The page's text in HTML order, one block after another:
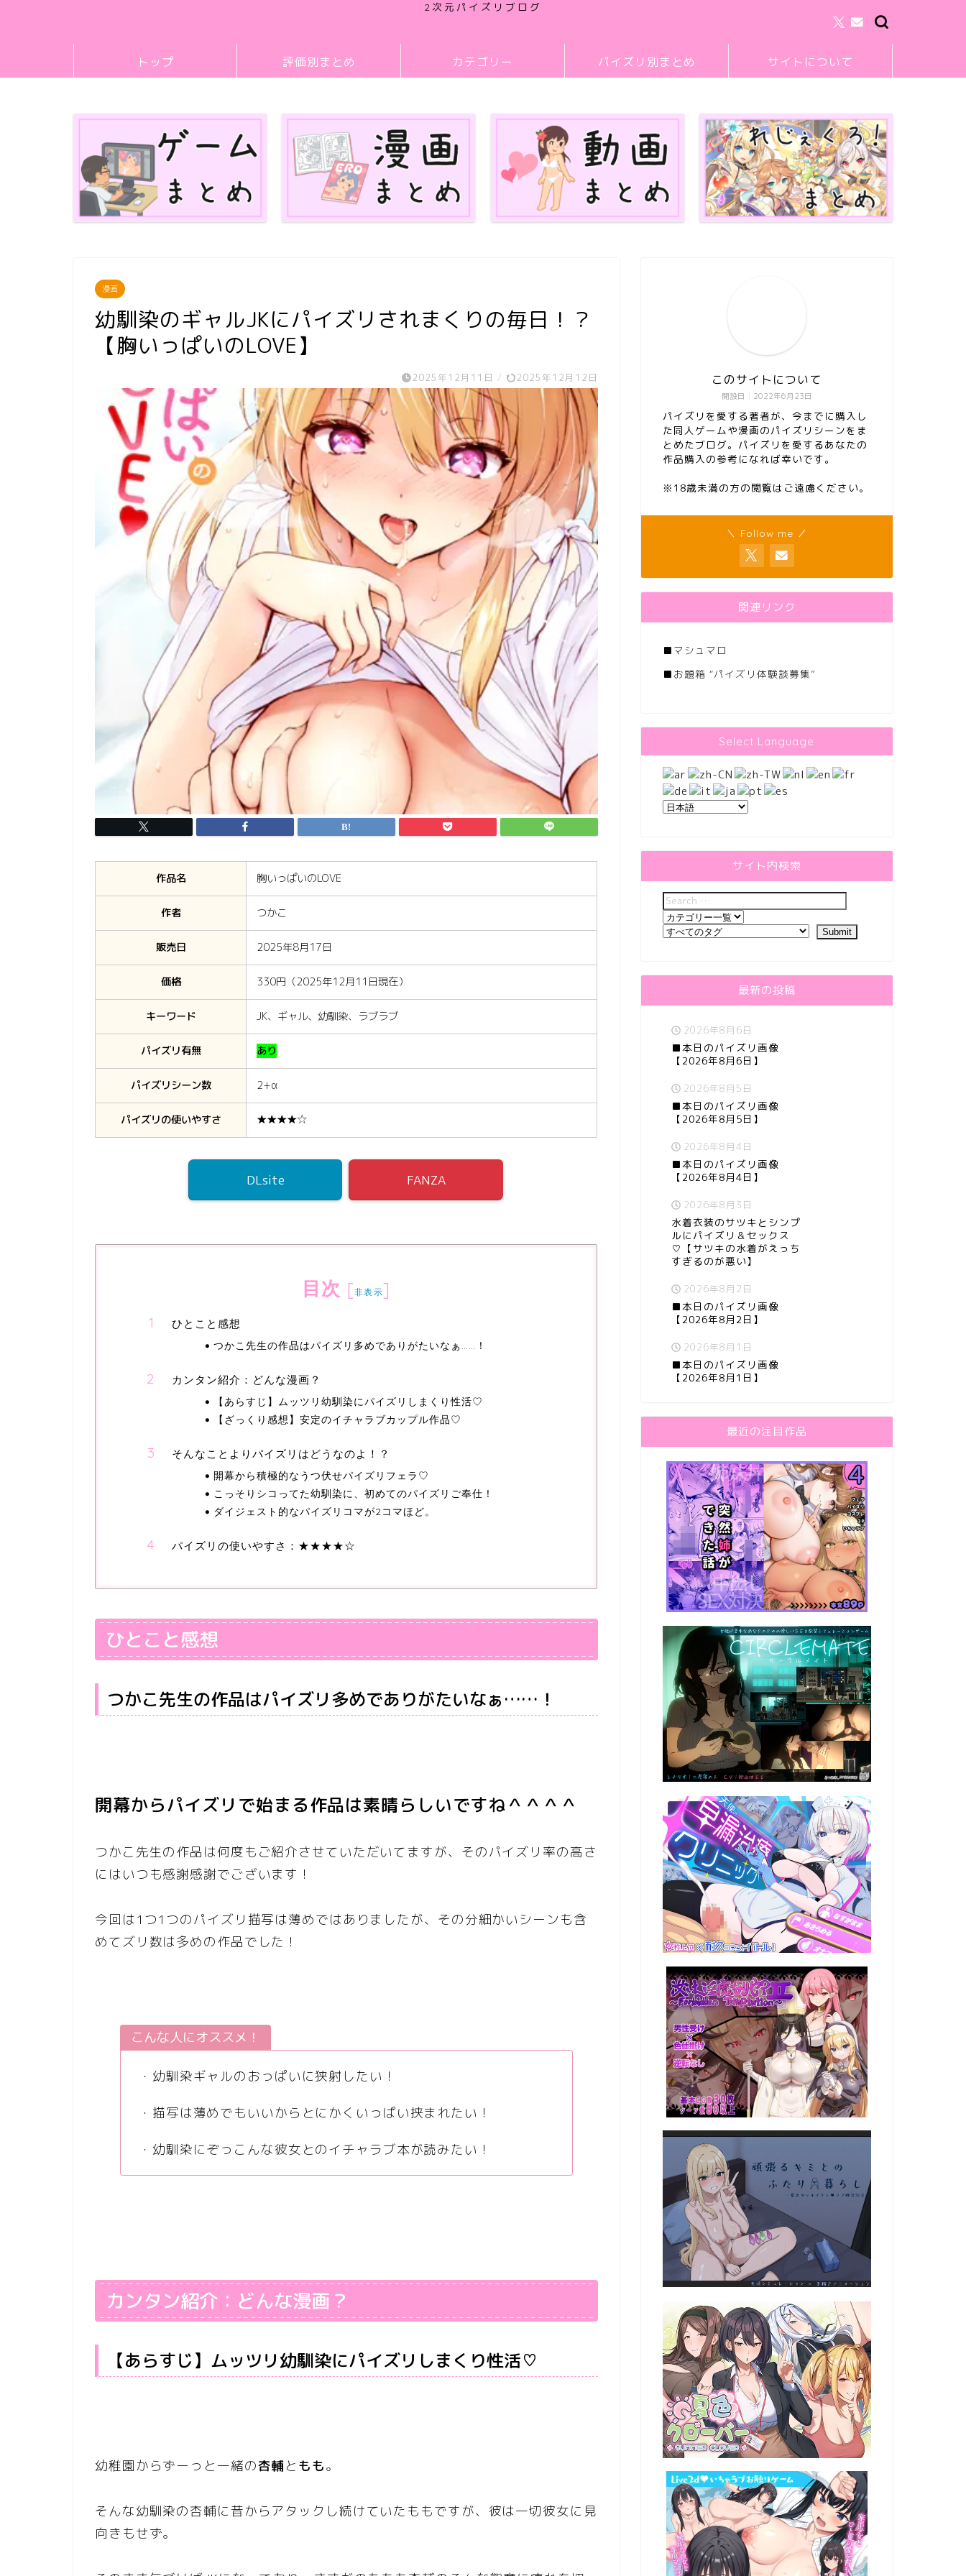
2次元パイズリブログ
トップ 評価別まとめ カテゴリー パイズリ別まとめ サイトについて
漫画
幼馴染のギャルJKにパイズリされまくりの毎日！？
【胸いっぱいのLOVE】
2025年12月11日 / 2025年12月12日
作品名 胸いっぱいのLOVE
作者 つかこ
販売日 2025年8月17日
価格 330円（2025年12月11日現在）
キーワード JK、ギャル、幼馴染、ラブラブ
パイズリ有無 あり
パイズリシーン数 2+α
パイズリの使いやすさ ★★★★☆
DLsite FANZA
目次 [非表示]
ひとこと感想
つかこ先生の作品はパイズリ多めでありがたいなぁ……！
カンタン紹介：どんな漫画？
【あらすじ】ムッツリ幼馴染にパイズリしまくり性活♡
【ざっくり感想】安定のイチャラブカップル作品♡
そんなことよりパイズリはどうなのよ！？
開幕から積極的なうつ伏せパイズリフェラ♡
こっそりシコってた幼馴染に、初めてのパイズリご奉仕！
ダイジェスト的なパイズリコマが2コマほど。
パイズリの使いやすさ：★★★★☆
ひとこと感想
つかこ先生の作品はパイズリ多めでありがたいなぁ……！
開幕からパイズリで始まる作品は素晴らしいですね＾＾＾＾
つかこ先生の作品は何度もご紹介させていただいてますが、そのパイズリ率の高さ
にはいつも感謝感謝でございます！
今回は1つ1つのパイズリ描写は薄めではありましたが、その分細かいシーンも含
めてズリ数は多めの作品でした！
こんな人にオススメ！
・幼馴染ギャルのおっぱいに狭射したい！
・描写は薄めでもいいからとにかくいっぱい挟まれたい！
・幼馴染にぞっこんな彼女とのイチャラブ本が読みたい！
カンタン紹介：どんな漫画？
【あらすじ】ムッツリ幼馴染にパイズリしまくり性活♡
幼稚園からずーっと一緒の杏輔と もも。
そんな幼馴染の杏輔に昔からアタックし続けていたももですが、彼は一切彼女に見
向きもせず。
開設日：2022年6月23日
このサイトについて
パイズリを愛する著者が、今までに購入し
た同人ゲームや漫画のパイズリシーンをま
とめたブログ。パイズリを愛するあなたの
作品購入の参考になれば幸いです。
※18歳未満の方の閲覧はご遠慮ください。
＼ Follow me ／
関連リンク
■ マシュマロ
■ お題箱 “パイズリ体験談募集”
Select Language
サイト内検索
最新の投稿
2026年8月6日
■本日のパイズリ画像
【2026年8月6日】
2026年8月5日
■本日のパイズリ画像
【2026年8月5日】
2026年8月4日
■本日のパイズリ画像
【2026年8月4日】
2026年8月3日
水着衣装のサツキとシンプ
ルにパイズリ＆セックス
♡【サツキの水着がえっち
すぎるのが悪い】
2026年8月2日
■本日のパイズリ画像
【2026年8月2日】
2026年8月1日
■本日のパイズリ画像
【2026年8月1日】
最近の注目作品